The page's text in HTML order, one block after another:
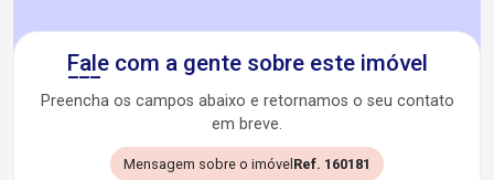
Fale com a gente sobre este imóvel
Preencha os campos abaixo e retornamos o seu contato
em breve.
Mensagem sobre o imóvel Ref. 160181